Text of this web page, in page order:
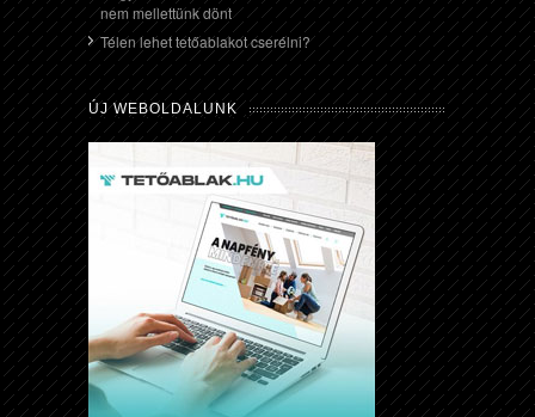
nem mellettünk dönt
Télen lehet tetőablakot cserélni?
ÚJ WEBOLDALUNK